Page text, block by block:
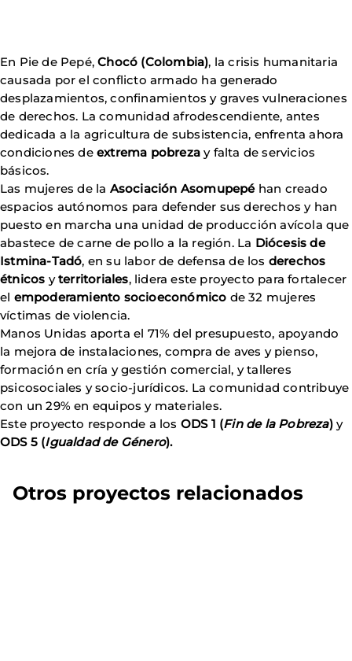
En Pie de Pepé,Chocó (Colombia), la crisis humanitaria
causada por el conflicto armado ha generado
desplazamientos, confinamientos y graves vulneraciones
de derechos. La comunidad afrodescendiente, antes
dedicada a la agricultura de subsistencia, enfrenta ahora
condiciones de extrema pobreza y falta de servicios
básicos.
Las mujeres de la Asociación Asomupepéhan creado
espacios autónomos para defender sus derechos y han
puesto en marcha una unidad de producción avícola que
abastece de carne de pollo a la región. La Diócesis de
Istmina-Tadó, en su labor de defensa de los derechos
étnicos yterritoriales, lidera este proyecto para fortalecer
el empoderamiento socioeconómico de 32 mujeres
víctimas de violencia.
Manos Unidas aporta el 71% del presupuesto, apoyando
la mejora de instalaciones, compra de aves y pienso,
formación en cría y gestión comercial, y talleres
psicosociales y socio-jurídicos. La comunidad contribuye
con un 29% en equipos y materiales.
Este proyecto responde a los ODS 1 (Fin de la Pobreza)y
ODS 5 (Igualdad de Género).
Otros proyectos relacionados